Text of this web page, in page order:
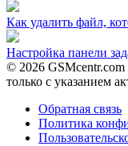
Как удалить файл,
Настройка панели
© 2026
только с указанием
Обратная связь
Политика